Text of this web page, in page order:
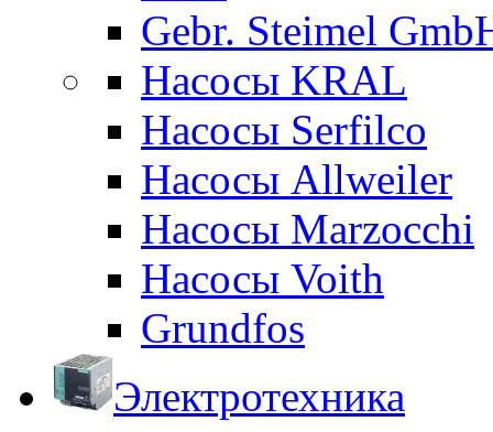
Gebr. Steimel
Насосы KRAL
Насосы Serfilco
Насосы Allweiler
Насосы Marzocchi
Насосы Voith
Grundfos
Электротехника